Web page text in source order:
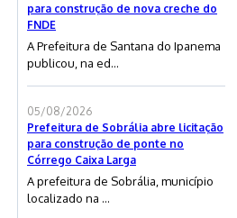
para construção de nova creche do
FNDE
A Prefeitura de Santana do Ipanema
publicou, na ed...
05/08/2026
Prefeitura de Sobrália abre licitação
para construção de ponte no
Córrego Caixa Larga
A prefeitura de Sobrália, município
localizado na ...